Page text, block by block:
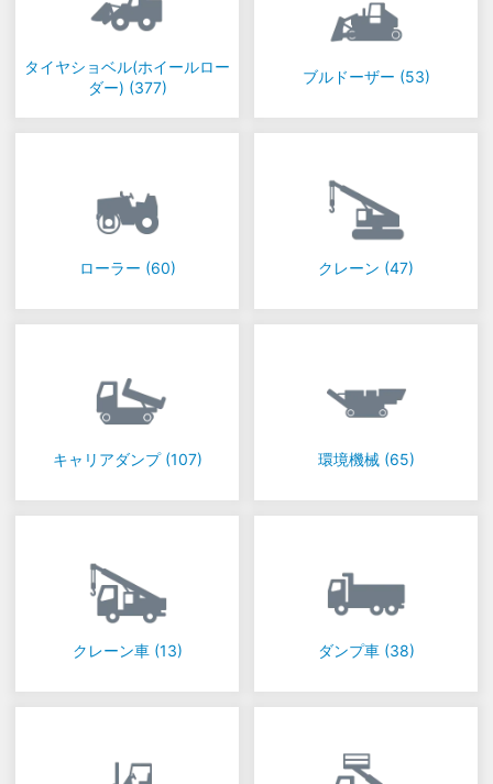
タイヤショベル(ホイールロー
ダー) (377)
ブルドーザー (53)
ローラー (60) クレーン (47)
キャリアダンプ (107) 環境機械 (65)
クレーン車 (13) ダンプ車 (38)